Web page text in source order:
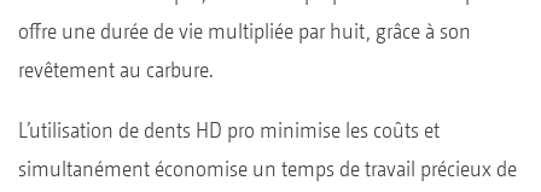
offre une durée de vie multipliée par huit, grâce à son
revêtement au carbure.
L’utilisation de dents HD pro minimise les coûts et
simultanément économise un temps de travail précieux de